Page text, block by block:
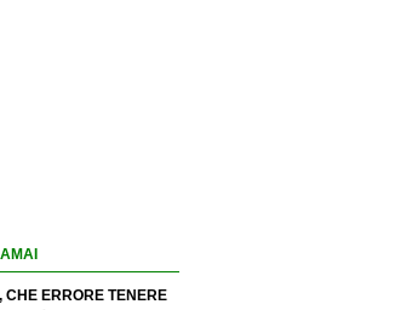
CHE ERRORE TENERE